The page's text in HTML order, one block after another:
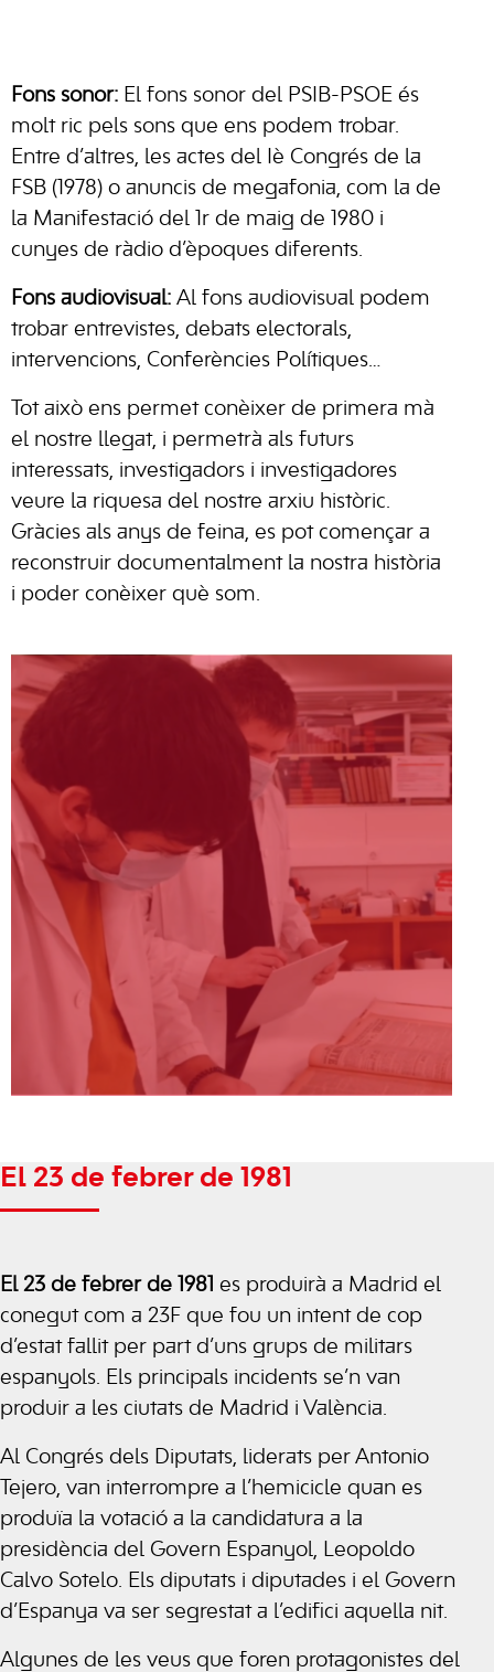
Fons sonor: El fons sonor del PSIB-PSOE és
molt ric pels sons que ens podem trobar.
Entre d’altres, les actes del Iè Congrés de la
FSB (1978) o anuncis de megafonia, com la de
la Manifestació del 1r de maig de 1980 i
cunyes de ràdio d’èpoques diferents.
Fons audiovisual: Al fons audiovisual podem
trobar entrevistes, debats electorals,
intervencions, Conferències Polítiques…
Tot això ens permet conèixer de primera mà
el nostre llegat, i permetrà als futurs
interessats, investigadors i investigadores
veure la riquesa del nostre arxiu històric.
Gràcies als anys de feina, es pot començar a
reconstruir documentalment la nostra història
i poder conèixer què som.
El 23 de febrer de 1981
El 23 de febrer de 1981
es produirà a Madrid el
conegut com a 23F que fou un intent de cop
d’estat fallit per part d’uns grups de militars
espanyols. Els principals incidents se’n van
produir a les ciutats de Madrid i València.
Al Congrés dels Diputats, liderats per Antonio
Tejero, van interrompre a l’hemicicle quan es
produïa la votació a la candidatura a la
presidència del Govern Espanyol, Leopoldo
Calvo Sotelo. Els diputats i diputades i el Govern
d’Espanya va ser segrestat a l’edifici aquella nit.
Algunes de les veus que foren protagonistes del